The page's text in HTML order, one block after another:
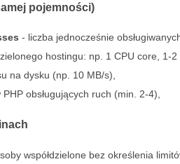
pojemności)
- liczba jednocześnie
hostingu: np. 1 CPU core, 1-2
na dysku (np. 10 MB/s),
obsługujących ruch (min. 2-4),
współdzielone bez określenia